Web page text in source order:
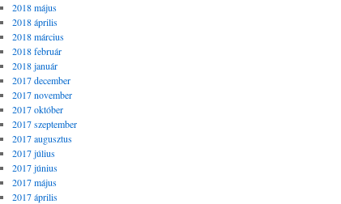
2018 május
2018 április
2018 március
2018 február
2018 január
2017 december
2017 november
2017 október
2017 szeptember
2017 augusztus
2017 július
2017 június
2017 május
2017 április